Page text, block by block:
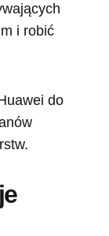
i robić
do